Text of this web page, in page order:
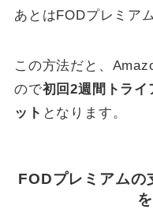
あとはFODプレミア
この方法だと、
ので初回2週間トライ
ット となります。
FODプレミアム